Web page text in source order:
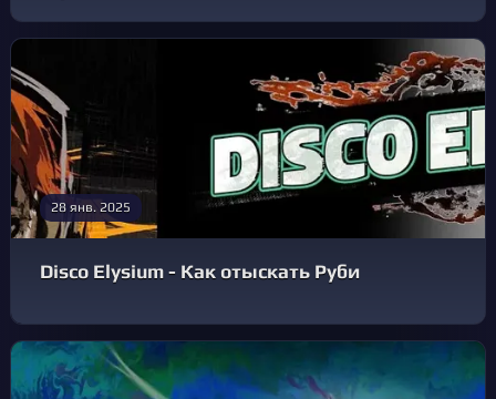
28 янв. 2025
Disco Elysium - Как отыскать Руби